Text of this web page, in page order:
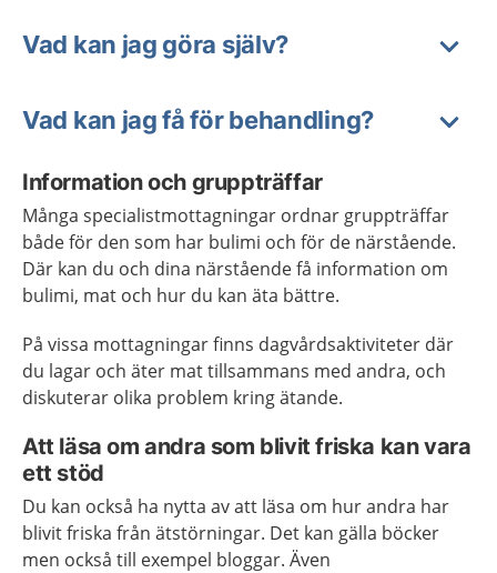
Vad kan jag göra själv?
Vad kan jag få för behandling?
Information och gruppträffar
Många specialistmottagningar ordnar gruppträffar
både för den som har bulimi och för de närstående.
Där kan du och dina närstående få information om
bulimi, mat och hur du kan äta bättre.
På vissa mottagningar finns dagvårdsaktiviteter där
du lagar och äter mat tillsammans med andra, och
diskuterar olika problem kring ätande.
Att läsa om andra som blivit friska kan vara
ett stöd
Du kan också ha nytta av att läsa om hur andra har
blivit friska från ätstörningar. Det kan gälla böcker
men också till exempel bloggar. Även